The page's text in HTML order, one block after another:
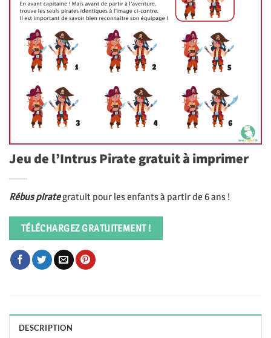
Jeu de l’Intrus Pirate gratuit à imprimer
Rébus pirategratuit pour les enfants à partir de 6 ans !
TÉLÉCHARGEZ GRATUITEMENT !
DESCRIPTION